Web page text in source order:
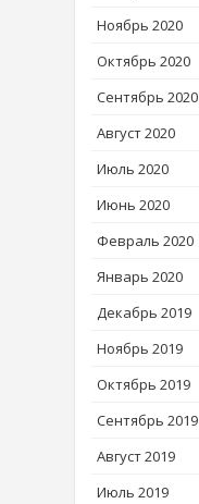
Ноябрь 2020
Октябрь 2020
Сентябрь 2020
Август 2020
Июль 2020
Июнь 2020
Февраль 2020
Январь 2020
Декабрь 2019
Ноябрь 2019
Октябрь 2019
Сентябрь 2019
Август 2019
Июль 2019